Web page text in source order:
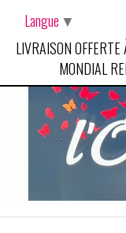
LIVRAISON
MONDIAL
Langue ▼